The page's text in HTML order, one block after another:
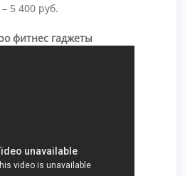
5 400 руб.
фитнес гаджеты